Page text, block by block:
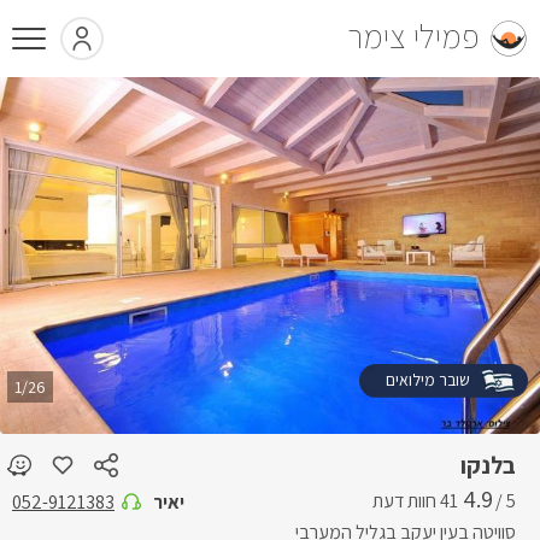
פמילי צימר
בלנקו
5 /
4.9
סוויטה בעין יעקב בגליל המערבי
יאיר 052-9121383
1/26 שובר מילואים